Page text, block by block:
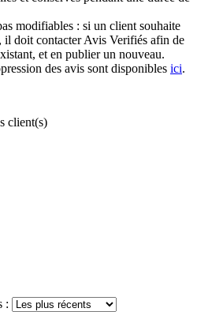
modifiables : si un client souhaite
il doit contacter Avis Verifiés afin de
et en publier un nouveau.
des avis sont disponibles ici.
client(s)
: